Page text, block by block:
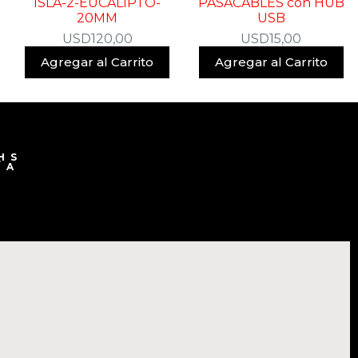
20MM
USD120,00
Agregar al Carrito
USB
USD15,00
Agregar al Carrito